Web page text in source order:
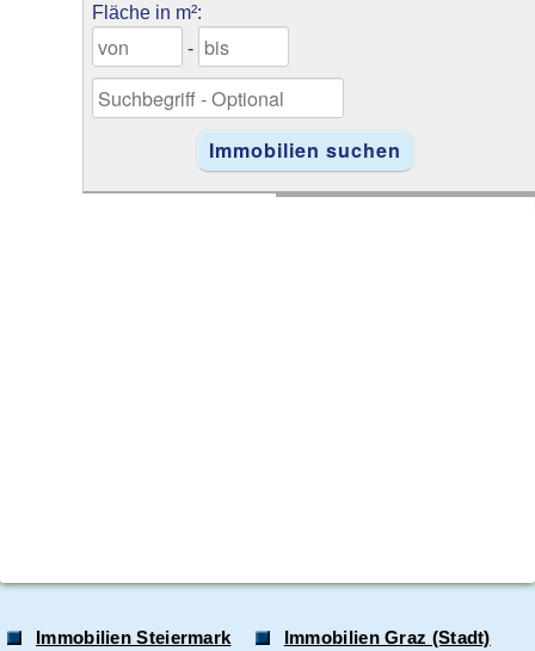
Fläche in m²:
-
Immobilien Steiermark Immobilien Graz (Stadt)